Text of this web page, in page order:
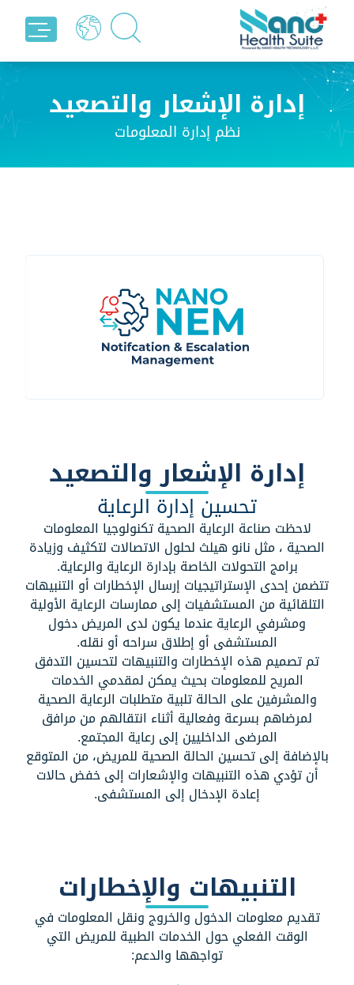
إدارة الإشعار والتصعيد
نظم إدارة المعلومات
إدارة الإشعار والتصعيد
تحسين إدارة الرعاية
لاحظت صناعة الرعاية الصحية تكنولوجيا المعلومات
الصحية ، مثل نانو هيلث لحلول الاتصالات لتكثيف وزيادة
برامج التحولات الخاصة بإدارة الرعاية والرعاية.
تتضمن إحدى الإستراتيجيات إرسال الإخطارات أو التنبيهات
التلقائية من المستشفيات إلى ممارسات الرعاية الأولية
ومشرفي الرعاية عندما يكون لدى المريض دخول
المستشفى أو إطلاق سراحه أو نقله.
تم تصميم هذه الإخطارات والتنبيهات لتحسين التدفق
المريح للمعلومات بحيث يمكن لمقدمي الخدمات
والمشرفين على الحالة تلبية متطلبات الرعاية الصحية
لمرضاهم بسرعة وفعالية أثناء انتقالهم من مرافق
المرضى الداخليين إلى رعاية المجتمع.
بالإضافة إلى تحسين الحالة الصحية للمريض، من المتوقع
أن تؤدي هذه التنبيهات والإشعارات إلى خفض حالات
إعادة الإدخال إلى المستشفى.
التنبيهات والإخطارات
تقديم معلومات الدخول والخروج ونقل المعلومات في
الوقت الفعلي حول الخدمات الطبية للمريض التي
تواجهها والدعم: